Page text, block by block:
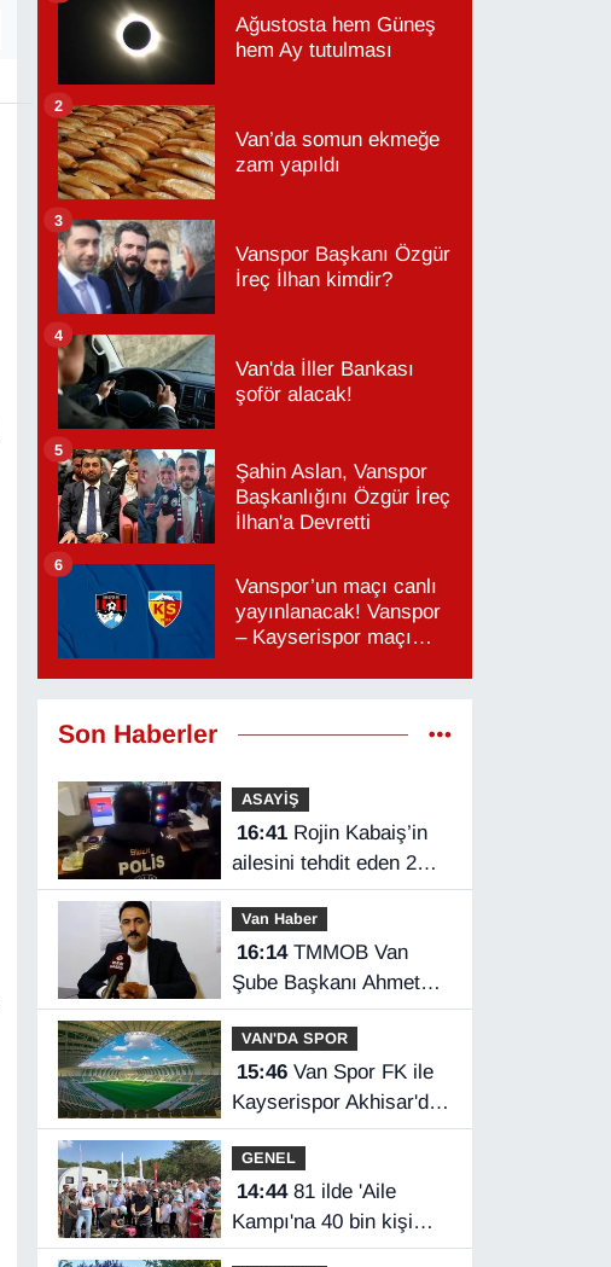
Ağustosta hem Güneş
hem Ay tutulması
Van’da somun ekmeğe
zam yapıldı
2
Vanspor Başkanı Özgür
İreç İlhan kimdir?
3
Van'da İller Bankası
şoför alacak!
4
Şahin Aslan, Vanspor
Başkanlığını Özgür İreç
İlhan'a Devretti
5
Vanspor’un maçı canlı
yayınlanacak! Vanspor
– Kayserispor maçı
6
Son Haberler
ASAYİŞ
16:41Rojin Kabaiş’in
ailesini tehdit eden 2
kişi tutuklandı
Van Haber
16:14TMMOB Van
Şube Başkanı Ahmet
Ortakçı: Van’da otopark
yetersizliği ciddi sorun!
VAN'DA SPOR
15:46Van Spor FK ile
Kayserispor Akhisar'da
rakip
GENEL
14:4481 ilde 'Aile
Kampı'na 40 bin kişi
katıldı